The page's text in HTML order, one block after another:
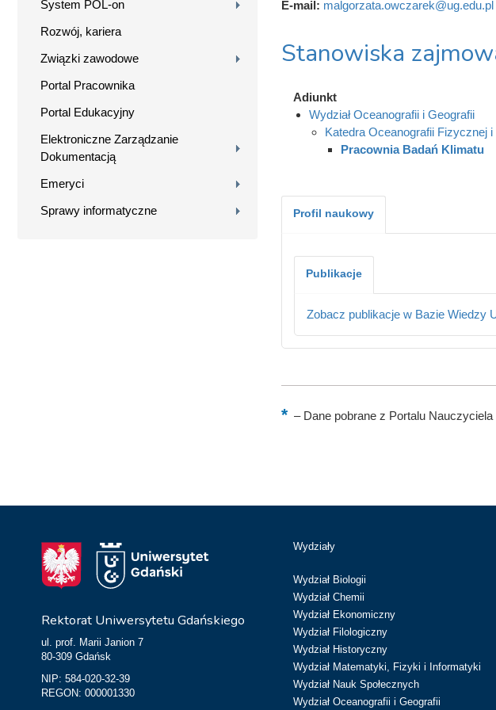
System POL-on
Rozwój, kariera
Związki zawodowe
Portal Pracownika
Portal Edukacyjny
Elektroniczne Zarządzanie
Dokumentacją
Emeryci
Sprawy informatyczne
E-mail: malgorzata.owczarek@ug.edu.pl
Stanowiska
Adiunkt
Wydział Oceanografii i Geografii
Katedra Oceanografii Fizycznej
Pracownia Badań Klimatu
Profil naukowy
Publikacje
Zobacz publikacje w Bazie Wiedzy
–Dane pobrane z Portalu Nauczyciela
Rektorat Uniwersytetu Gdańskiego
ul. prof. Marii Janion 7
80-309 Gdańsk
NIP: 584-020-32-39
REGON: 000001330
Wydziały
Wydział Biologii
Wydział Chemii
Wydział Ekonomiczny
Wydział Filologiczny
Wydział Historyczny
Wydział Matematyki, Fizyki i Informatyki
Wydział Nauk Społecznych
Wydział Oceanografii i Geografii